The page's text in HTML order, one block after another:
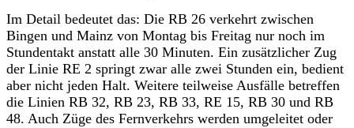
Im Detail bedeutet das: Die RB 26 verkehrt zwischen
Bingen und Mainz von Montag bis Freitag nur noch im
Stundentakt anstatt alle 30 Minuten. Ein zusätzlicher Zug
der Linie RE 2 springt zwar alle zwei Stunden ein, bedient
aber nicht jeden Halt. Weitere teilweise Ausfälle betreffen
die Linien RB 32, RB 23, RB 33, RE 15, RB 30 und RB
48. Auch Züge des Fernverkehrs werden umgeleitet oder